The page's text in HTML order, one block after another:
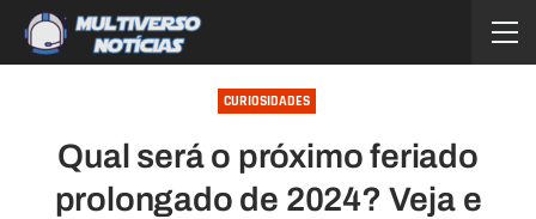
CURIOSIDADES
Qual será o próximo feriado
prolongado de 2024? Veja e